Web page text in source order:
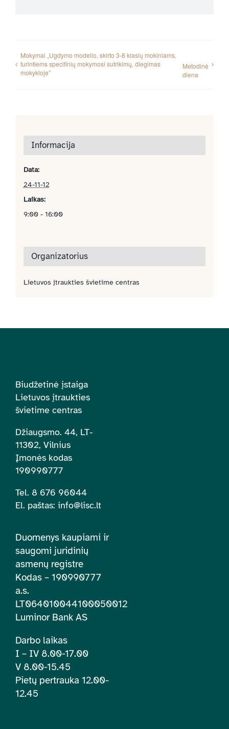
Mokymai „Ugdymo modelio, skirto 3-8 klasių mokiniams,
turintiems specifinių mokymosi sutrikimų, diegimas
mokykloje”
Metodinė
diena
Informacija
Data:
24-11-12
Laikas:
9:00 - 16:00
Organizatorius
Lietuvos įtraukties švietime centras
Biudžetinė įstaiga
Lietuvos įtraukties
švietime centras
Džiaugsmo. 44, LT-
11302, Vilnius
Įmonės kodas
190990777
Tel. 8 676 96044
El. paštas: info@lisc.lt
Duomenys kaupiami ir
saugomi juridinių
asmenų registre
Kodas – 190990777
a.s.
LT064010044100050012
Luminor Bank AS
Darbo laikas
I – IV 8.00-17.00
V 8.00-15.45
Pietų pertrauka 12.00-
12.45